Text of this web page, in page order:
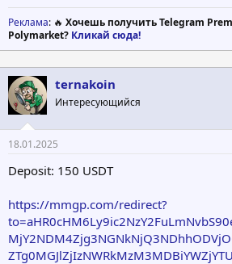
Реклама: 🔥 Хочешь получить Telegram
Polymarket? Кликай сюда!
ternakoin
Интересующийся
18.01.2025
Deposit: 150 USDT
https://mmgp.com/redirect?